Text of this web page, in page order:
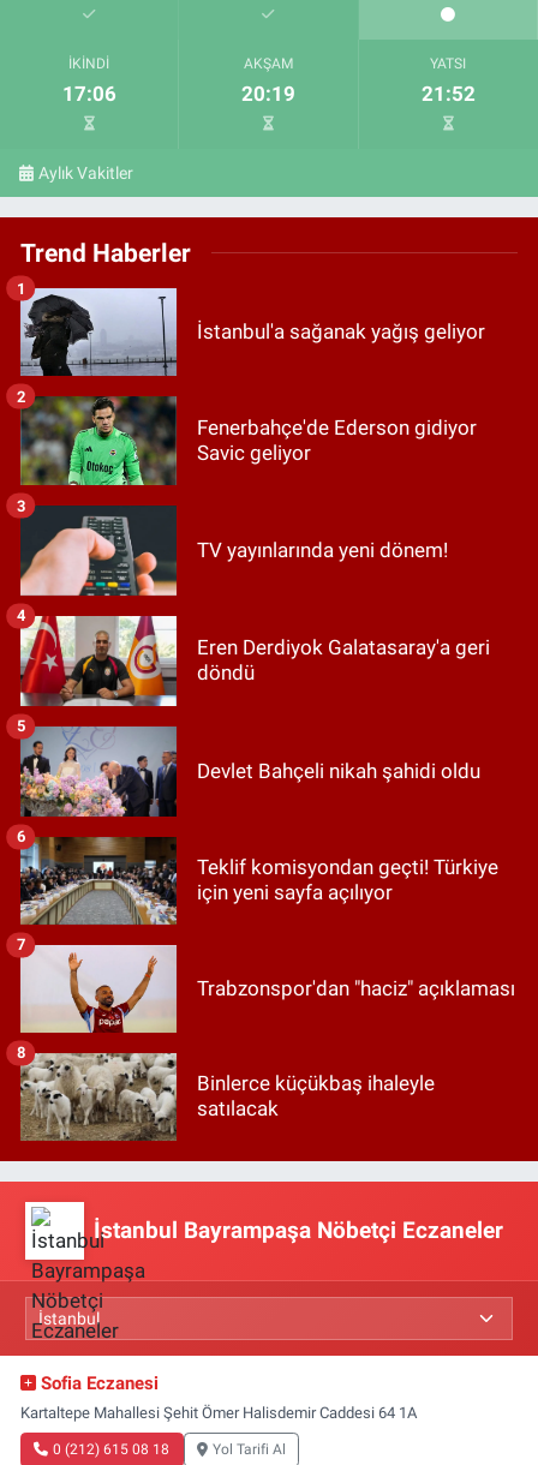
İKINDI
17:06
AKŞAM
20:19
YATSI
21:52
Aylık Vakitler
Trend Haberler
İstanbul'a sağanak yağış geliyor
1
Fenerbahçe'de Ederson gidiyor
Savic geliyor
2
TV yayınlarında yeni dönem!
3
Eren Derdiyok Galatasaray'a geri
döndü
4
Devlet Bahçeli nikah şahidi oldu
5
Teklif komisyondan geçti! Türkiye
için yeni sayfa açılıyor
6
Trabzonspor'dan "haciz" açıklaması
7
Binlerce küçükbaş ihaleyle
satılacak
8
İstanbul Bayrampaşa Nöbetçi Eczaneler
Sofia Eczanesi
Kartaltepe Mahallesi Şehit Ömer Halisdemir Caddesi 64 1A
0 (212) 615 08 18 Yol Tarifi Al